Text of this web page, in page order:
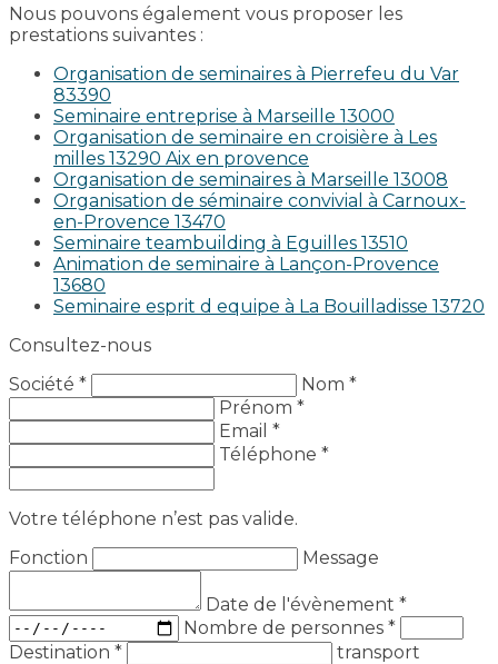
Nous pouvons également vous proposer les
prestations suivantes :
Organisation de seminaires à Pierrefeu du Var
83390
Seminaire entreprise à Marseille 13000
Organisation de seminaire en croisière à Les
milles 13290 Aix en provence​
Organisation de seminaires à Marseille 13008
Organisation de séminaire convivial à Carnoux-
en-Provence 13470
Seminaire teambuilding à Eguilles 13510
Animation de seminaire à Lançon-Provence
13680
Seminaire esprit d equipe à La Bouilladisse 13720
Consultez-nous
Société *
Nom *
Prénom *
Email *
Téléphone *
Votre téléphone n’est pas valide.
Fonction
Message
Date de l'évènement *
Nombre de personnes *
Destination *
transport